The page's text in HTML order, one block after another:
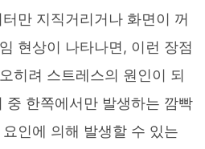
만 지직거리거나 화면이 꺼
현상이 나타나면, 이런 장점
히려 스트레스의 원인이 되
중 한쪽에서만 발생하는 깜빡
인에 의해 발생할 수 있는